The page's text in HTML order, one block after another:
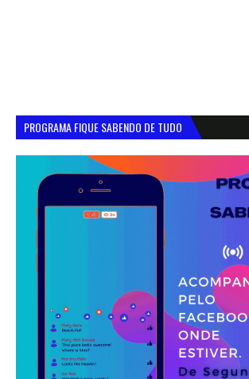
PROGRAMA FIQUE SABENDO DE TUDO